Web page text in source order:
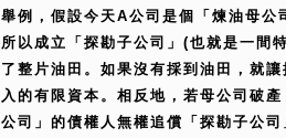
舉例，假設今天A公司是個「煉油母
所以成立「探勘子公司」(也就是一間
了整片油田。如果沒有採到油田，就
入的有限資本。相反地，若母公司破
公司」的債權人無權追償「探勘子公